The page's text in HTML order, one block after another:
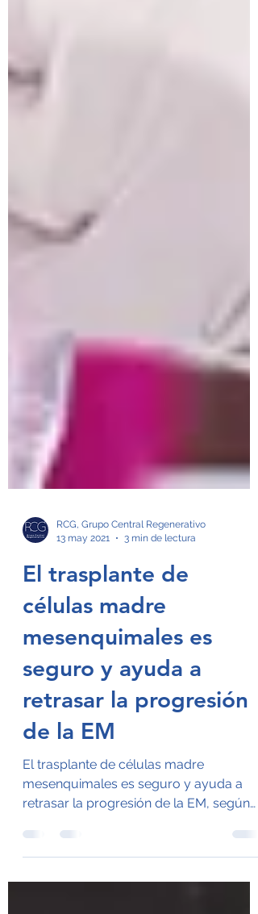
RCG, Grupo Central Regenerativo
13 may 2021
3 min de lectura
El trasplante de
células madre
mesenquimales es
seguro y ayuda a
retrasar la progresión
de la EM
mesenquimales es seguro y ayuda a
retrasar la progresión de la EM, según
un análisis